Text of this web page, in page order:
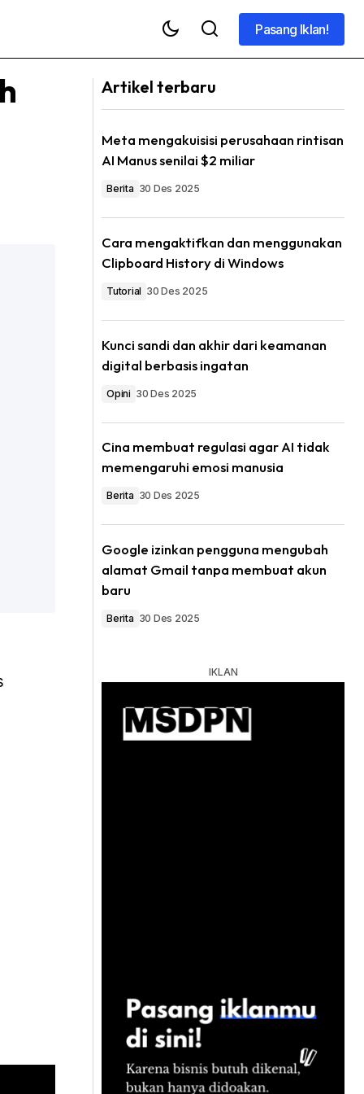
Pasang Iklan!
Artikel terbaru
Meta mengakuisisi perusahaan rintisan
AI Manus senilai $2 miliar
Berita 30 Des 2025
Cara mengaktifkan dan menggunakan
Clipboard History di Windows
Tutorial 30 Des 2025
Kunci sandi dan akhir dari keamanan
digital berbasis ingatan
Opini 30 Des 2025
Cina membuat regulasi agar AI tidak
memengaruhi emosi manusia
Berita 30 Des 2025
Google izinkan pengguna mengubah
alamat Gmail tanpa membuat akun
baru
Berita 30 Des 2025